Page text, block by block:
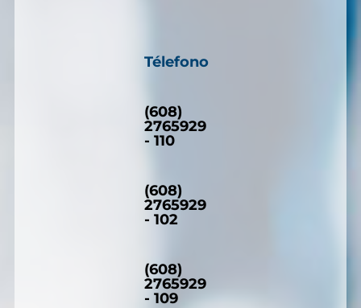
Télefono
(608)
2765929
- 110
(608)
2765929
- 102
(608)
2765929
- 109